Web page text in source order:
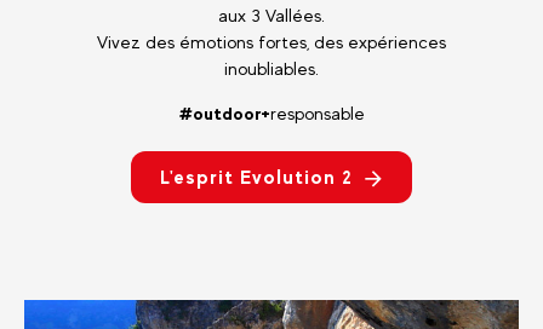
aux 3 Vallées.
Vivez des émotions fortes, des expériences
inoubliables.
#outdoor+responsable
L'esprit Evolution 2